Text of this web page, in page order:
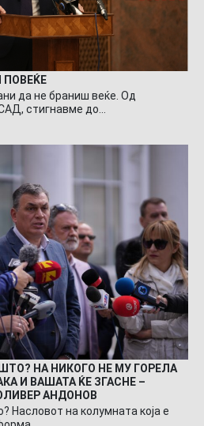
ПОВЕЌЕ
да не браниш веќе. Од
стигнавме до…
НА НИКОГО НЕ МУ ГОРЕЛА
И ВАШАТА ЌЕ ЗГАСНЕ –
АНДОНОВ
Насловот на колумната која е